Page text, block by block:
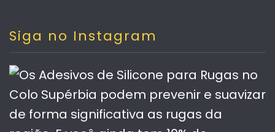
Siga no Instagram